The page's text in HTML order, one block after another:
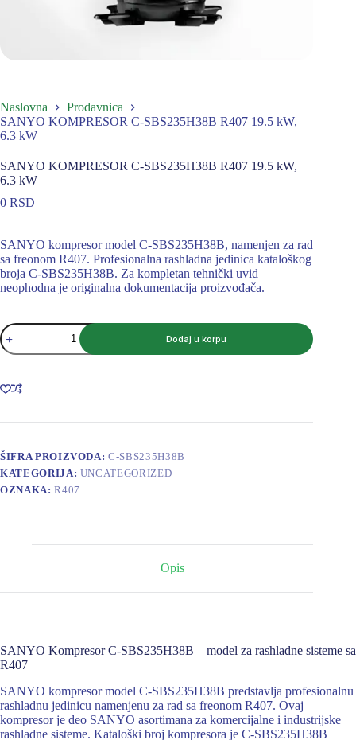
Naslovna
Prodavnica
SANYO KOMPRESOR C-SBS235H38B R407 19.5 kW,
6.3 kW
SANYO KOMPRESOR C-SBS235H38B R407 19.5 kW,
6.3 kW
0 RSD
SANYO kompresor model C-SBS235H38B, namenjen za rad
sa freonom R407. Profesionalna rashladna jedinica kataloškog
broja C-SBS235H38B. Za kompletan tehnički uvid
neophodna je originalna dokumentacija proizvođača.
SANYO
KOMPRESOR
C-
R407
19.5
6.3
količina
Dodaj u korpu
ŠIFRA PROIZVODA:C-SBS235H38B
KATEGORIJA: UNCATEGORIZED
OZNAKA:R407
Opis
SANYO Kompresor C-SBS235H38B – model za rashladne sisteme sa
R407
SANYO kompresor model C-SBS235H38B predstavlja profesionalnu
rashladnu jedinicu namenjenu za rad sa freonom R407. Ovaj
kompresor je deo SANYO asortimana za komercijalne i industrijske
rashladne sisteme. Kataloški broj kompresora je C-SBS235H38B